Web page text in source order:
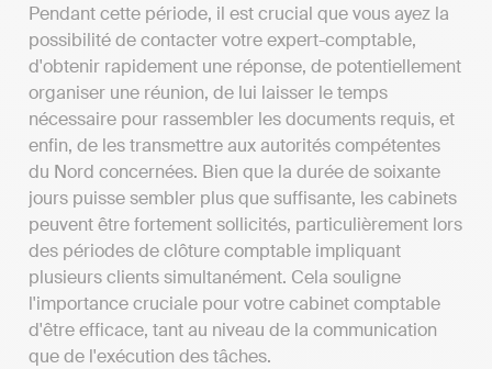
Pendant cette période, il est crucial que vous ayez la
possibilité de contacter votre expert-comptable,
d'obtenir rapidement une réponse, de potentiellement
organiser une réunion, de lui laisser le temps
nécessaire pour rassembler les documents requis, et
enfin, de les transmettre aux autorités compétentes
du Nord concernées. Bien que la durée de soixante
jours puisse sembler plus que suffisante, les cabinets
peuvent être fortement sollicités, particulièrement lors
des périodes de clôture comptable impliquant
plusieurs clients simultanément. Cela souligne
l'importance cruciale pour votre cabinet comptable
d'être efficace, tant au niveau de la communication
que de l'exécution des tâches.